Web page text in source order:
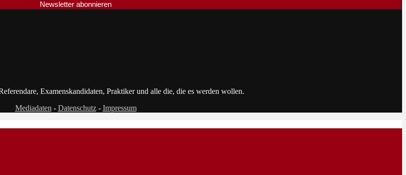
Examenskandidaten, Praktiker und alle die, die es werden wollen.
Mediadaten - Datenschutz- Impressum